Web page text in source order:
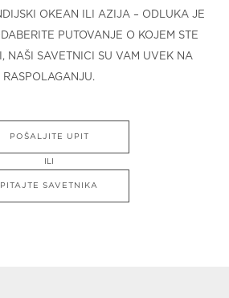
OKEAN ILI AZIJA – ODLUKA JE
PUTOVANJE O KOJEM STE
NAŠI SAVETNICI SU VAM UVEK NA
RASPOLAGANJU.
POŠALJITE UPIT
ILI
PITAJTE SAVETNIKA